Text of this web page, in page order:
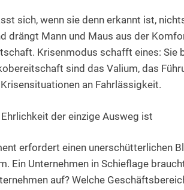
sich, wenn sie denn erkannt ist,
drängt Mann und Maus aus der
Krisenmodus schafft eines: Sie
sind das Valium, das
an Fahrlässigkeit.
der einzige Ausweg ist
erfordert einen unerschütterlichen
Ein Unternehmen in Schieflage
auf? Welche